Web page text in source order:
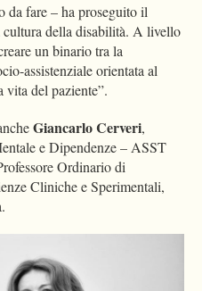
da fare – ha proseguito il
della disabilità. A livello
un binario tra la
assistenziale orientata al
del paziente”.
Giancarlo Cerveri,
e Dipendenze – ASST
Ordinario di
Cliniche e Sperimentali,